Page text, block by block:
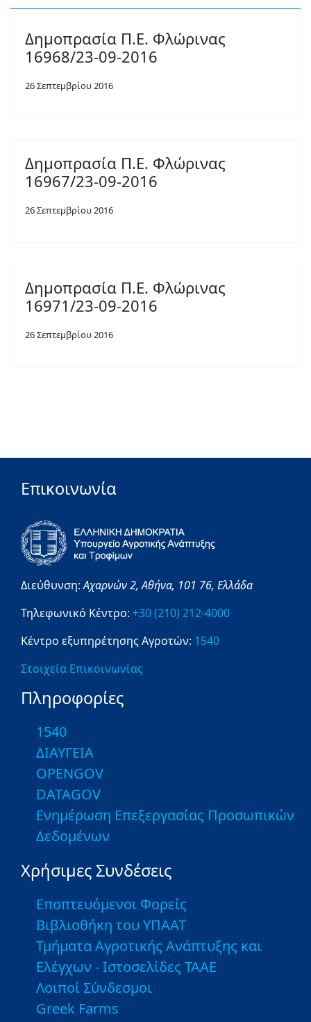
Δημοπρασία Π.Ε. Φλώρινας
16968/23-09-2016
26 Σεπτεμβρίου 2016
Δημοπρασία Π.Ε. Φλώρινας
16967/23-09-2016
26 Σεπτεμβρίου 2016
Δημοπρασία Π.Ε. Φλώρινας
16971/23-09-2016
26 Σεπτεμβρίου 2016
Επικοινωνία
Διεύθυνση:Αχαρνών 2,Αθήνα, 101 76, Ελλάδα
Τηλεφωνικό Κέντρο: +30 (210) 212-4000
Κέντρο εξυπηρέτησης Αγροτών: 1540
Στοιχεία Επικοινωνίας
Πληροφορίες
1540
ΔΙΑΥΓΕΙΑ
OPENGOV
DATAGOV
Ενημέρωση Επεξεργασίας Προσωπικών
Δεδομένων
Χρήσιμες Συνδέσεις
Εποπτευόμενοι Φορείς
Βιβλιοθήκη του ΥΠΑΑΤ
Τμήματα Αγροτικής Ανάπτυξης και
Ελέγχων - Ιστοσελίδες ΤΑΑΕ
Λοιποί Σύνδεσμοι
Greek Farms